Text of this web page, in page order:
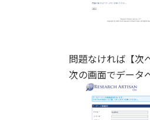
問題なければ【次
次の画面でデータ